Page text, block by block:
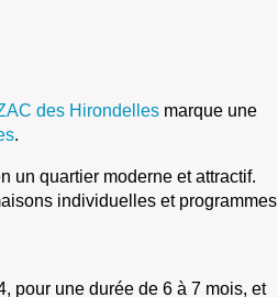
des Hirondellesmarque une
.
un quartier moderne et attractif.
individuelles et programmes
pour une durée de 6 à 7 mois, et